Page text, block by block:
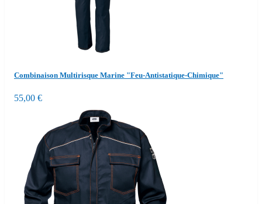
Combinaison Multirisque Marine "Feu-Antistatique-Chimique"
55,00 €